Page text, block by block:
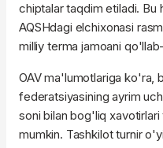
chiptalar taqdim etiladi. Bu
AQSHdagi elchixonasi
milliy terma jamoani
OAV ma'lumotlariga ko'ra,
federatsiyasining ayrim
soni bilan bog'liq
mumkin. Tashkilot turnir